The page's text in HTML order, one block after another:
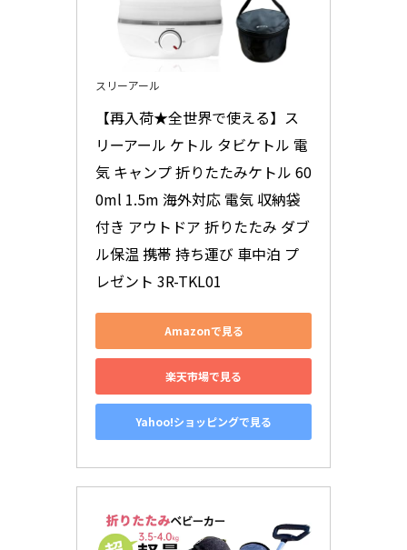
スリーアール
【再入荷★全世界で使える】ス
リーアール ケトル タビケトル 電
気 キャンプ 折りたたみケトル 60
0ml 1.5m 海外対応 電気 収納袋
付き アウトドア 折りたたみ ダブ
ル保温 携帯 持ち運び 車中泊 プ
レゼント 3R-TKL01
Amazonで見る
楽天市場で見る
Yahoo!ショッピングで見る